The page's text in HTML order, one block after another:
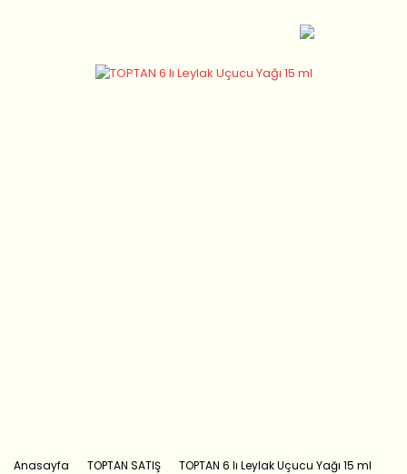
Anasayfa TOPTAN SATIŞ TOPTAN 6 lı Leylak Uçucu Yağı 15 ml